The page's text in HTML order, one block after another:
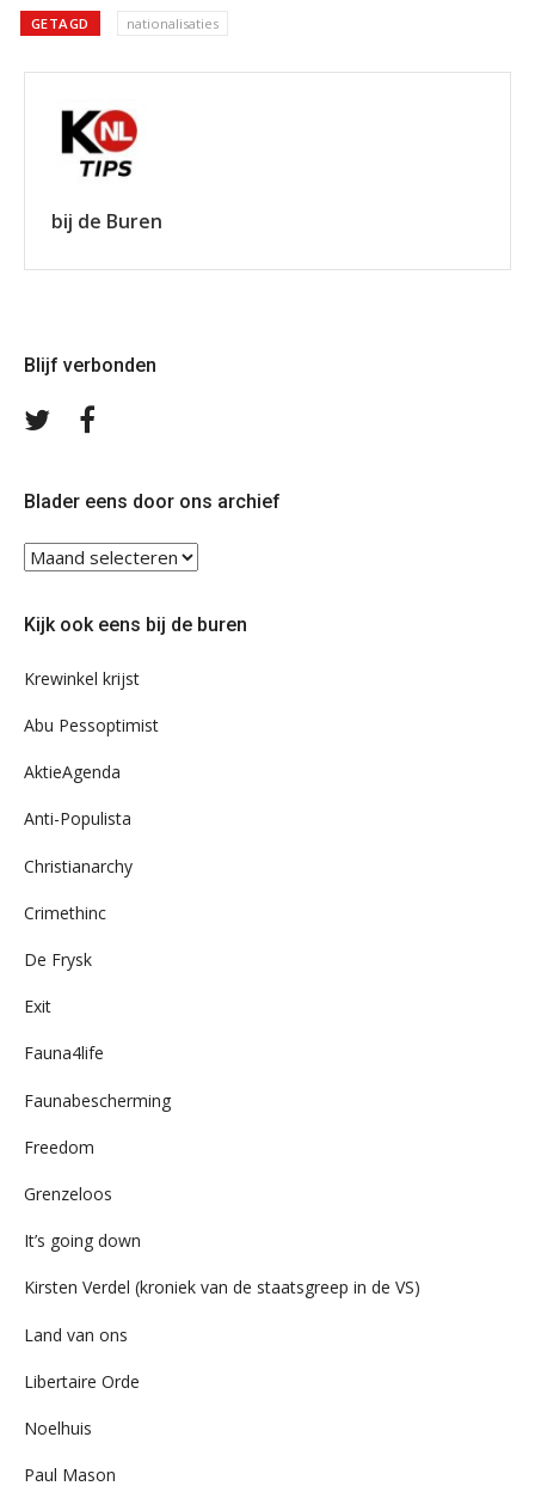
GETAGD nationalisaties
bij de Buren
Blijf verbonden
Volg
Blader eens door ons archief
Blader
eens
ons
Kijk ook eens bij de buren
Krewinkel krijst
Abu Pessoptimist
AktieAgenda
Anti-Populista
Christianarchy
Crimethinc
De Frysk
Exit
Fauna4life
Faunabescherming
Freedom
Grenzeloos
It’s going down
Kirsten Verdel (kroniek van de staatsgreep in de VS)
Land van ons
Libertaire Orde
Noelhuis
Paul Mason